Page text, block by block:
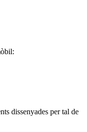
dissenyades per tal de